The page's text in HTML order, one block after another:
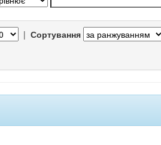
| Сортування